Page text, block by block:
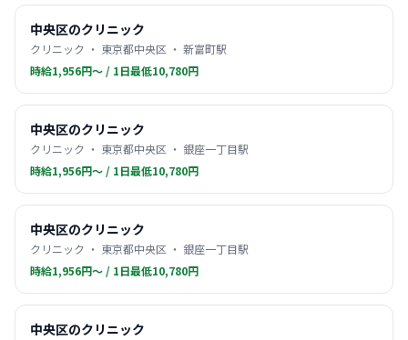
中央区のクリニック
クリニック ・ 東京都中央区 ・ 新富町駅
時給1,956円〜 / 1日最低10,780円
中央区のクリニック
クリニック ・ 東京都中央区 ・ 銀座一丁目駅
時給1,956円〜 / 1日最低10,780円
中央区のクリニック
クリニック ・ 東京都中央区 ・ 銀座一丁目駅
時給1,956円〜 / 1日最低10,780円
中央区のクリニック